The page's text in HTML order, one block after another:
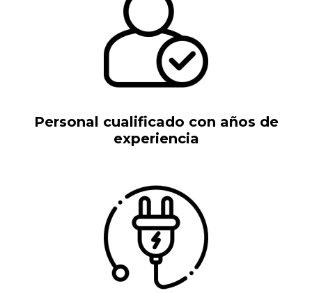
Personal cualificado con años de
experiencia